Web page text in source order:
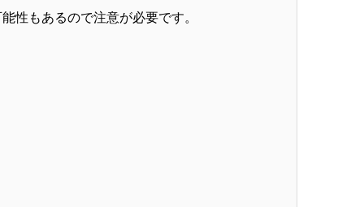
性もあるので注意が必要です。